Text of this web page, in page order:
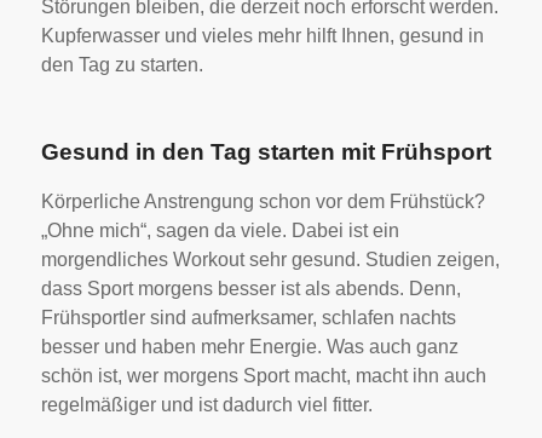
Störungen bleiben, die derzeit noch erforscht werden.
Kupferwasser und vieles mehr hilft Ihnen, gesund in
den Tag zu starten.
Gesund in den Tag starten mit Frühsport
Körperliche Anstrengung schon vor dem Frühstück?
„Ohne mich“, sagen da viele. Dabei ist ein
morgendliches Workout sehr gesund. Studien zeigen,
dass Sport morgens besser ist als abends. Denn,
Frühsportler sind aufmerksamer, schlafen nachts
besser und haben mehr Energie. Was auch ganz
schön ist, wer morgens Sport macht, macht ihn auch
regelmäßiger und ist dadurch viel fitter.